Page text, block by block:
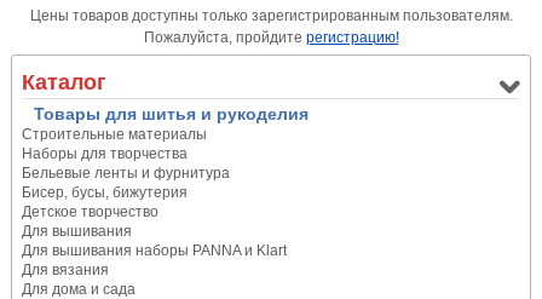
Цены товаров доступны только зарегистрированным пользователям.
Пожалуйста, пройдите регистрацию!
Каталог
Товары для шитья и рукоделия
Строительные материалы
Наборы для творчества
Бельевые ленты и фурнитура
Бисер, бусы, бижутерия
Детское творчество
Для вышивания
Для вышивания наборы PANNA и Klart
Для вязания
Для дома и сада